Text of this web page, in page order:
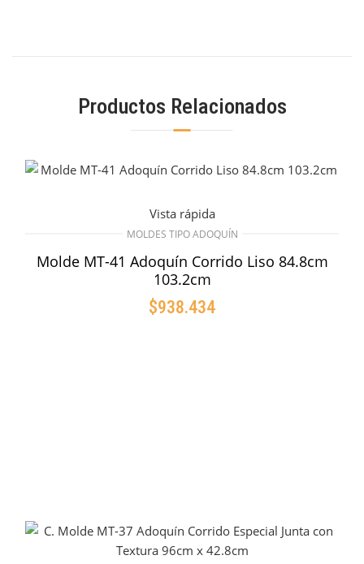
Productos Relacionados
Vista rápida
MOLDES TIPO ADOQUÍN
Molde MT-41 Adoquín Corrido Liso 84.8cm
103.2cm
$938.434